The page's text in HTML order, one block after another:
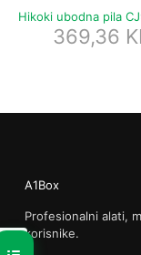
Hikoki ubodna pila
369,36
A1Box
Profesionalni alati,
korisnike.